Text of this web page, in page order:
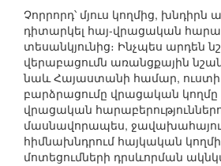
Չորրորդ՝ մյուս կողմից, խնդիրն
դիտարկել հայ-վրացական
տեսանկյունից։ Ինչպես արդեն
վերաբացումն առանցքային
նաև Հայաստանի համար,
բարձրացումը վրացական կողմը
վրացական
մասնավորապես,
հիմնախնդրում հայկական
մոտեցումների դրսևորման